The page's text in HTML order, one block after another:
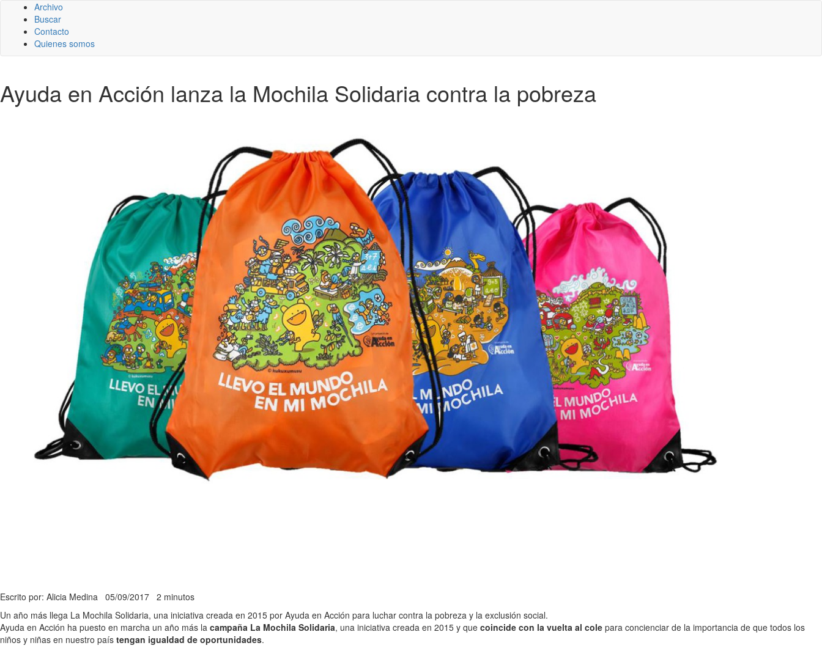
Archivo
Buscar
Contacto
Quienes somos
Ayuda en Acción lanza la Mochila Solidaria contra la pobreza
Escrito por: Alicia Medina 05/09/2017 2 minutos
Un año más llega La Mochila Solidaria, una iniciativa creada en 2015 por Ayuda en Acción para luchar contra la pobreza y la exclusión social.
Ayuda en Acción ha puesto en marcha un año más la campaña La Mochila Solidaria, una iniciativa creada en 2015 y que coincide con la vuelta al cole para concienciar de la importancia de que todos los
niños y niñas en nuestro país tengan igualdad de oportunidades.